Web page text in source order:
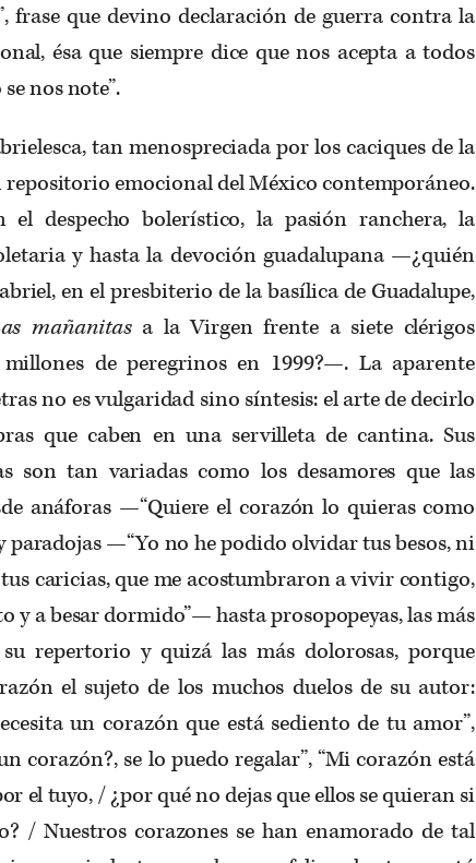
frase que devino declaración de guerra contra la
ésa que siempre dice que nos acepta a todos
nos note”.
tan menospreciada por los caciques de la
repositorio emocional del México contemporáneo.
el despecho bolerístico, la pasión ranchera, la
y hasta la devoción guadalupana —¿quién
en el presbiterio de la basílica de Guadalupe,
mañanitasa la Virgen frente a siete clérigos
de peregrinos en 1999?—. La aparente
no es vulgaridad sino síntesis: el arte de decirlo
que caben en una servilleta de cantina. Sus
son tan variadas como los desamores que las
anáforas —“Quiere el corazón lo quieras como
paradojas —“Yo no he podido olvidar tus besos, ni
caricias, que me acostumbraron a vivir contigo,
y a besar dormido”— hasta prosopopeyas, las más
repertorio y quizá las más dolorosas, porque
el sujeto de los muchos duelos de su autor:
un corazón que está sediento de tu amor”,
corazón?, se lo puedo regalar”, “Mi corazón está
el tuyo, / ¿por qué no dejas que ellos se quieran si
/ Nuestros corazones se han enamorado de tal